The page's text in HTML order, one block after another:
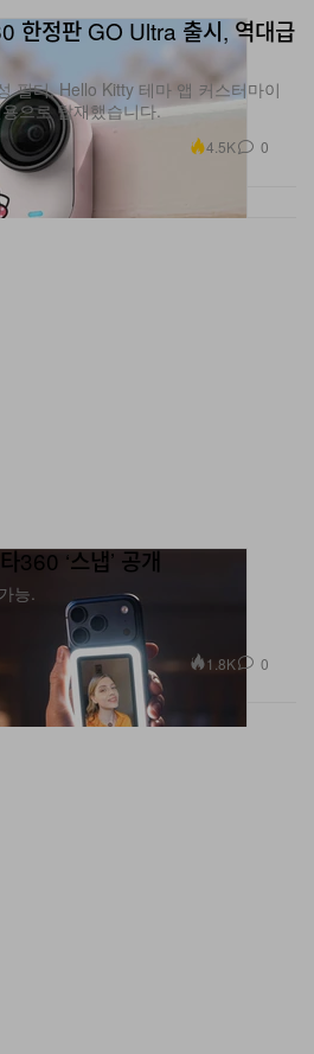
필터, Hello Kitty 테마 앱 커스터마이
으로 탑재했습니다.
4.5K
능.